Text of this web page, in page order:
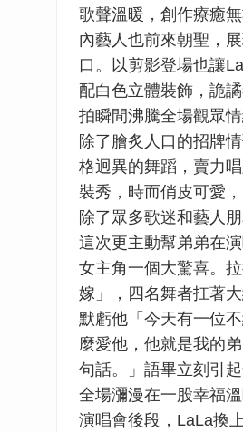
歌聲溫暖，創作療癒
內藝人也前來朝聖，
口。以剪影登場也讓
配白色立體裝飾，詭
拍瞬間沸騰全場觀眾情
除了膾炙人口的招牌
格迥異的舞蹈，賣力
裝秀，時而俏皮可愛
除了眾多歌迷和藝人
這次更主動幫弟弟在
女主角一個大驚喜。
嫁」，四名舞者扛著
默虧他「今天有一位
麼愛他，他就是我的
句話。」語畢立刻引
全場瀰漫在一股幸福溫
演唱會後段，LaLa換